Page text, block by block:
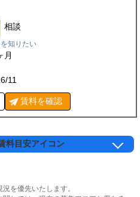
相談
知りたい
月
11
賃料を確認
料目安アイコン
を優先いたします。